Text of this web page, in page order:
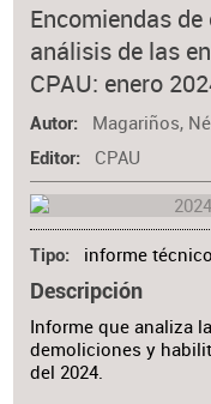
Encomiendas
análisis de las
CPAU: enero
Autor Magariños,
Editor CPAU
Tipo informe técnico
Descripción
Informe que analiza
demoliciones y
del 2024.